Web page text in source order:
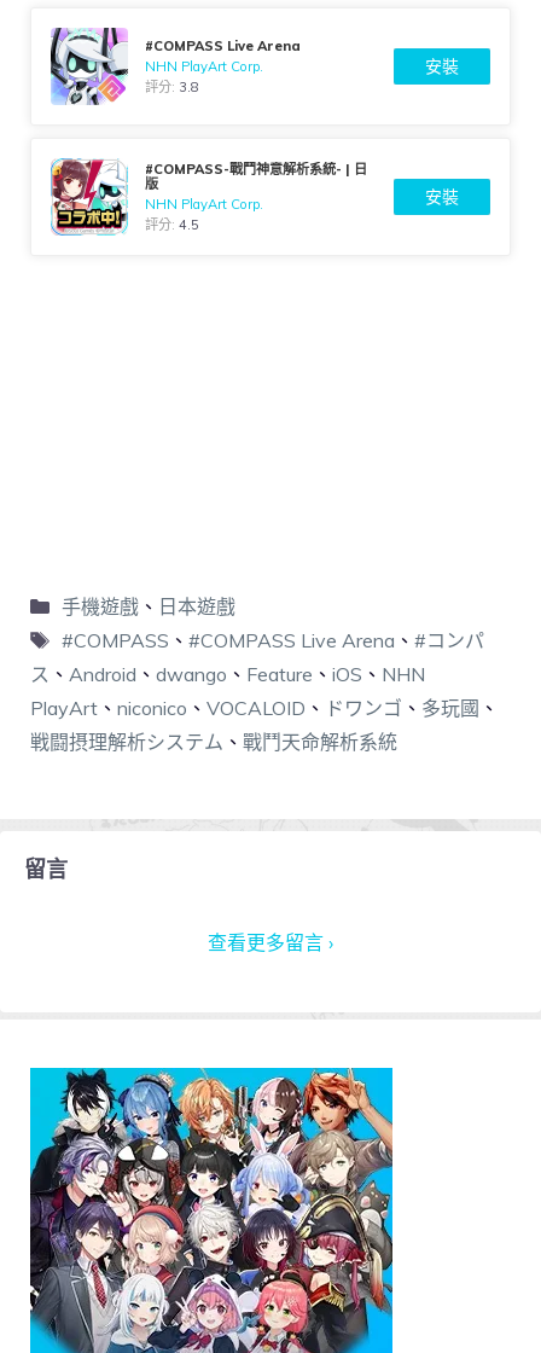
#COMPASS Live Arena
NHN PlayArt Corp.
評分: 3.8
安裝
#COMPASS-戰鬥神意解析系統- | 日
版
NHN PlayArt Corp.
評分:4.5
安裝
手機遊戲、 日本遊戲
#COMPASS 、 #COMPASS Live Arena 、 #コンパ
ス 、 Android 、 dwango 、 Feature 、 iOS 、 NHN
PlayArt 、 niconico 、 VOCALOID 、 ドワンゴ 、 多玩國 、
戦闘摂理解析システム 、 戰鬥天命解析系統
留言
查看更多留言 ›